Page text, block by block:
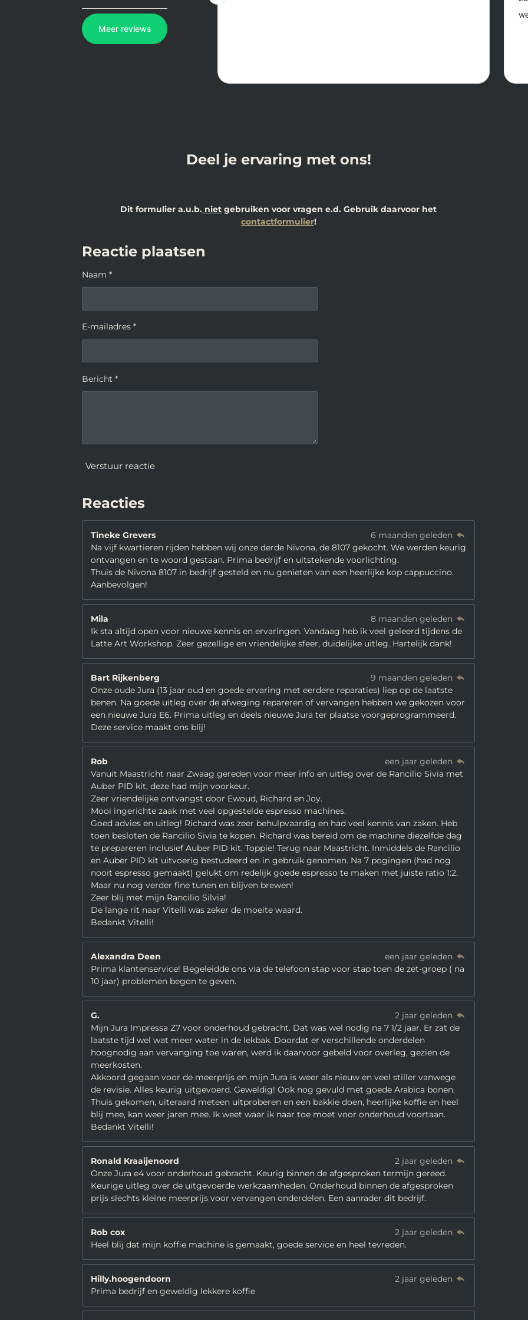
Deel je ervaring met ons!
Dit formulier a.u.b. niet gebruiken voor vragen e.d. Gebruik daarvoor het
contactformulier!
Reactie plaatsen
Naam *
E-mailadres *
Bericht *
Verstuur reactie
Reacties
Tineke Grevers
6 maanden geleden
Na vijf kwartieren rijden hebben wij onze derde Nivona, de 8107 gekocht. We werden keurig
ontvangen en te woord gestaan. Prima bedrijf en uitstekende voorlichting.
Thuis de Nivona 8107 in bedrijf gesteld en nu genieten van een heerlijke kop cappuccino.
Aanbevolgen!
Mila
8 maanden geleden
Ik sta altijd open voor nieuwe kennis en ervaringen. Vandaag heb ik veel geleerd tijdens de
Latte Art Workshop. Zeer gezellige en vriendelijke sfeer, duidelijke uitleg. Hartelijk dank!
Bart Rijkenberg
9 maanden geleden
Onze oude Jura (13 jaar oud en goede ervaring met eerdere reparaties) liep op de laatste
benen. Na goede uitleg over de afweging repareren of vervangen hebben we gekozen voor
een nieuwe Jura E6. Prima uitleg en deels nieuwe Jura ter plaatse voorgeprogrammeerd.
Deze service maakt ons blij!
Rob
een jaar geleden
Vanuit Maastricht naar Zwaag gereden voor meer info en uitleg over de Rancilio Sivia met
Auber PID kit, deze had mijn voorkeur.
Zeer vriendelijke ontvangst door Ewoud, Richard en Joy.
Mooi ingerichte zaak met veel opgestelde espresso machines.
Goed advies en uitleg! Richard was zeer behulpvaardig en had veel kennis van zaken. Heb
toen besloten de Rancilio Sivia te kopen. Richard was bereid om de machine diezelfde dag
te prepareren inclusief Auber PID kit. Toppie! Terug naar Maastricht. Inmiddels de Rancilio
en Auber PID kit uitvoerig bestudeerd en in gebruik genomen. Na 7 pogingen (had nog
nooit espresso gemaakt) gelukt om redelijk goede espresso te maken met juiste ratio 1:2.
Maar nu nog verder fine tunen en blijven brewen!
Zeer blij met mijn Rancilio Silvia!
De lange rit naar Vitelli was zeker de moeite waard.
Bedankt Vitelli!
Alexandra Deen
een jaar geleden
Prima klantenservice! Begeleidde ons via de telefoon stap voor stap toen de zet-groep ( na
10 jaar) problemen begon te geven.
G.
2 jaar geleden
Mijn Jura Impressa Z7 voor onderhoud gebracht. Dat was wel nodig na 7 1/2 jaar. Er zat de
laatste tijd wel wat meer water in de lekbak. Doordat er verschillende onderdelen
hoognodig aan vervanging toe waren, werd ik daarvoor gebeld voor overleg, gezien de
meerkosten.
Akkoord gegaan voor de meerprijs en mijn Jura is weer als nieuw en veel stiller vanwege
de revisie. Alles keurig uitgevoerd. Geweldig! Ook nog gevuld met goede Arabica bonen.
Thuis gekomen, uiteraard meteen uitproberen en een bakkie doen, heerlijke koffie en heel
blij mee, kan weer jaren mee. Ik weet waar ik naar toe moet voor onderhoud voortaan.
Bedankt Vitelli!
Ronald Kraaijenoord
2 jaar geleden
Onze Jura e4 voor onderhoud gebracht. Keurig binnen de afgesproken termijn gereed.
Keurige uitleg over de uitgevoerde werkzaamheden. Onderhoud binnen de afgesproken
prijs slechts kleine meerprijs voor vervangen onderdelen. Een aanrader dit bedrijf.
Rob cox
2 jaar geleden
Heel blij dat mijn koffie machine is gemaakt, goede service en heel tevreden.
Hilly.hoogendoorn
2 jaar geleden
Prima bedrijf en geweldig lekkere koffie